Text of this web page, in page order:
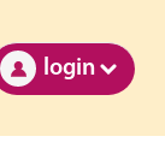
login